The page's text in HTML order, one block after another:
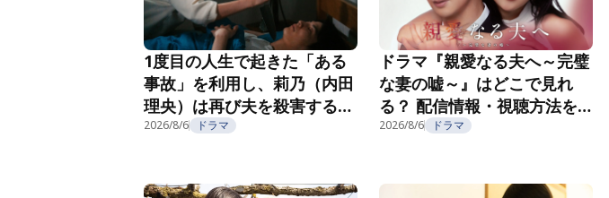
1度目の人生で起きた「ある
事故」を利用し、莉乃（内田
理央）は再び夫を殺害する
『夫を殺したはずなのに』第
2026/8/6 ドラマ
ドラマ『親愛なる夫へ～完璧
な妻の嘘～』はどこで見れ
る？ 配信情報・視聴方法を
紹介
2026/8/6 ドラマ